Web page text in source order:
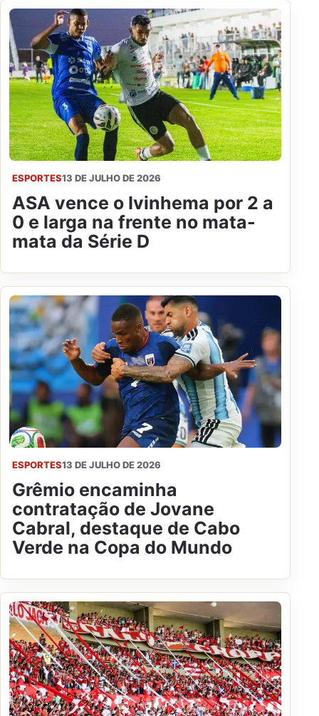
ESPORTES13 DE JULHO DE 2026
ASA vence o Ivinhema por 2 a
0 e larga na frente no mata-
mata da Série D
ESPORTES13 DE JULHO DE 2026
Grêmio encaminha
contratação de Jovane
Cabral, destaque de Cabo
Verde na Copa do Mundo